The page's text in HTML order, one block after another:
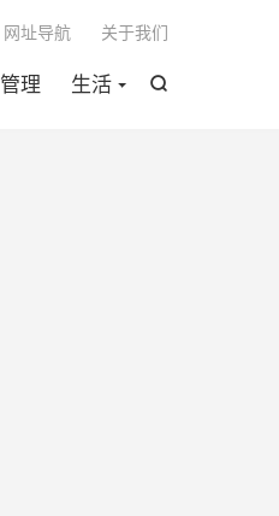

管理 生活
网址导航 关于我们